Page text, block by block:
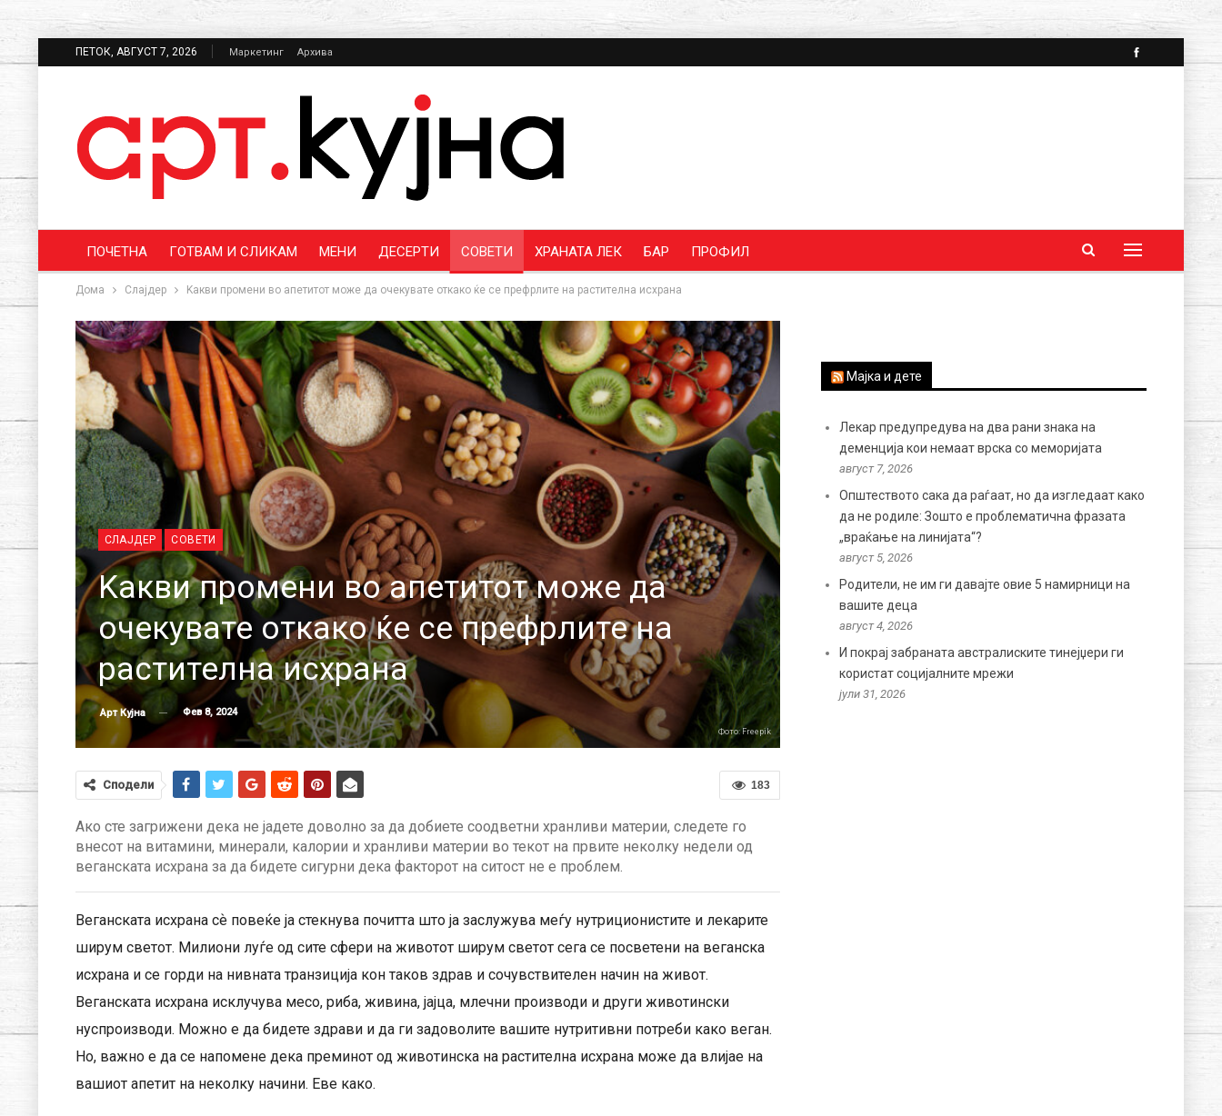
ПЕТОК, АВГУСТ 7, 2026 Маркетинг Архива
ПОЧЕТНА ГОТВАМ И СЛИКАМ МЕНИ ДЕСЕРТИ СОВЕТИ ХРАНАТА ЛЕК БАР ПРОФИЛ
Дома Слајдер Kакви промени во апетитот може да очекувате откако ќе се префрлите на растителна исхрана
СЛАЈДЕР СОВЕТИ
Kакви промени во апетитот може да
очекувате откако ќе се префрлите на
растителна исхрана
Арт Кујна Фев 8, 2024
Фото: Freepik
183
Сподели
Ако сте загрижени дека не јадете доволно за да добиете соодветни хранливи материи, следете го
внесот на витамини, минерали, калории и хранливи материи во текот на првите неколку недели од
веганската исхрана за да бидете сигурни дека факторот на ситост не е проблем.
Веганската исхрана сѐ повеќе ја стекнува почитта што ја заслужува меѓу нутриционистите и лекарите
ширум светот. Милиони луѓе од сите сфери на животот ширум светот сега се посветени на веганска
исхрана и се горди на нивната транзиција кон таков здрав и сочувствителен начин на живот.
Веганската исхрана исклучува месо, риба, живина, јајца, млечни производи и други животински
нуспроизводи. Можно е да бидете здрави и да ги задоволите вашите нутритивни потреби како веган.
Но, важно е да се напомене дека преминот од животинска на растителна исхрана може да влијае на
вашиот апетит на неколку начини. Еве како.
Мајка и дете
Лекар предупредува на два рани знака на
деменција кои немаат врска со меморијата
август 7, 2026
Општеството сака да раѓаат, но да изгледаат како
да не родиле: Зошто е проблематична фразата
„враќање на линијата“?
август 5, 2026
Родители, не им ги давајте овие 5 намирници на
вашите деца
август 4, 2026
И покрај забраната австралиските тинејџери ги
користат социјалните мрежи
јули 31, 2026